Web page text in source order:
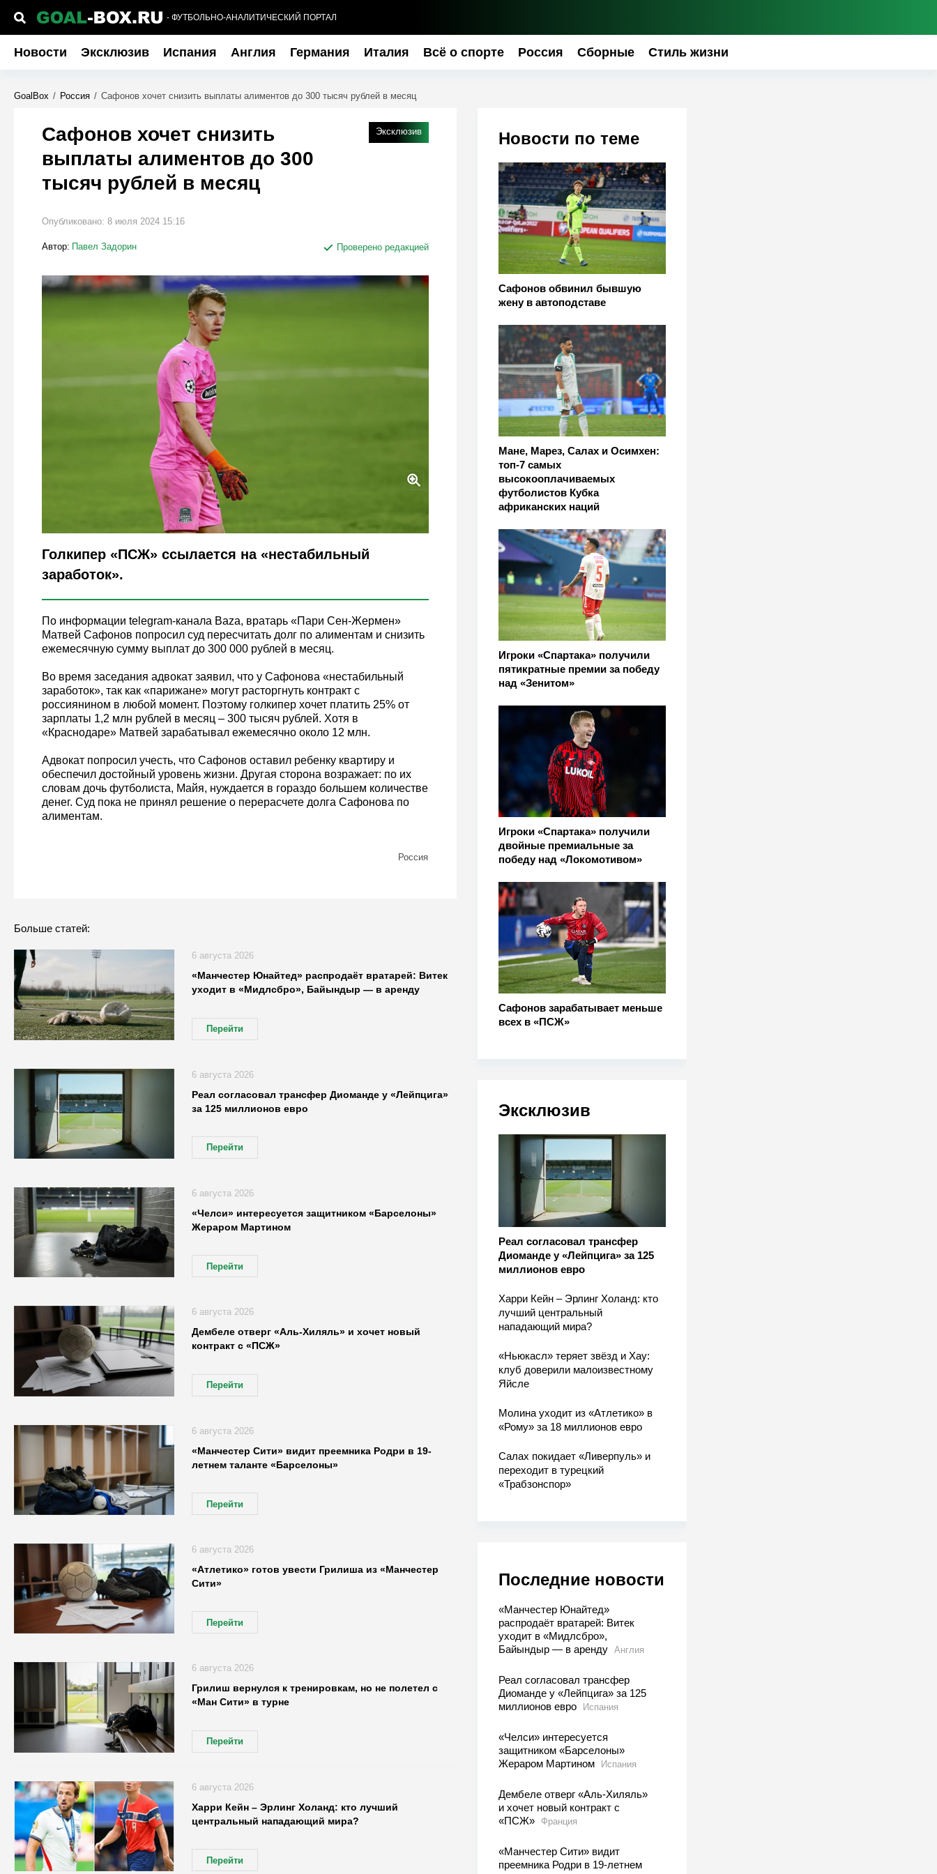
- ФУТБОЛЬНО-АНАЛИТИЧЕСКИЙ ПОРТАЛ
Новости Эксклюзив Испания Англия Германия Италия Всё о спорте Россия Сборные Стиль жизни
GoalBox / Россия / Сафонов хочет снизить выплаты алиментов до 300 тысяч рублей в месяц
Новости по теме
Сафонов обвинил бывшую
жену в автоподставе
Мане, Марез, Салах и Осимхен:
топ-7 самых
высокооплачиваемых
футболистов Кубка
африканских наций
Игроки «Спартака» получили
пятикратные премии за победу
над «Зенитом»
Игроки «Спартака» получили
двойные премиальные за
победу над «Локомотивом»
Сафонов зарабатывает меньше
всех в «ПСЖ»
Эксклюзив
Реал согласовал трансфер
Диоманде у «Лейпцига» за 125
миллионов евро
Харри Кейн – Эрлинг Холанд: кто
лучший центральный
нападающий мира?
«Ньюкасл» теряет звёзд и Хау:
клуб доверили малоизвестному
Яйсле
Молина уходит из «Атлетико» в
«Рому» за 18 миллионов евро
Салах покидает «Ливерпуль» и
переходит в турецкий
«Трабзонспор»
Последние новости
«Манчестер Юнайтед»
распродаёт вратарей: Витек
уходит в «Мидлсбро»,
Байындыр — в аренду Англия
Реал согласовал трансфер
Диоманде у «Лейпцига» за 125
миллионов евро
Испания
«Челси» интересуется
защитником «Барселоны»
Жераром Мартином
Испания
Дембеле отверг «Аль-Хиляль»
и хочет новый контракт с
«ПСЖ»
Франция
«Манчестер Сити» видит
преемника Родри в 19-летнем
Эксклюзив
Сафонов хочет снизить
выплаты алиментов до 300
тысяч рублей в месяц
Опубликовано: 8 июля 2024 15:16
Автор: Павел Задорин Проверено редакцией
Legion-Media
Голкипер «ПСЖ» ссылается на «нестабильный
заработок».
По информации telegram-канала Baza, вратарь «Пари Сен-Жермен»
Матвей Сафонов попросил суд пересчитать долг по алиментам и снизить
ежемесячную сумму выплат до 300 000 рублей в месяц.
Во время заседания адвокат заявил, что у Сафонова «нестабильный
заработок», так как «парижане» могут расторгнуть контракт с
россиянином в любой момент. Поэтому голкипер хочет платить 25% от
зарплаты 1,2 млн рублей в месяц – 300 тысяч рублей. Хотя в
«Краснодаре» Матвей зарабатывал ежемесячно около 12 млн.
Адвокат попросил учесть, что Сафонов оставил ребенку квартиру и
обеспечил достойный уровень жизни. Другая сторона возражает: по их
словам дочь футболиста, Майя, нуждается в гораздо большем количестве
денег. Суд пока не принял решение о перерасчете долга Сафонова по
алиментам.
Россия
Больше статей:
«Манчестер Юнайтед» распродаёт вратарей: Витек
уходит в «Мидлсбро», Байындыр — в аренду
Перейти
6 августа 2026
Реал согласовал трансфер Диоманде у «Лейпцига»
за 125 миллионов евро
Перейти
6 августа 2026
«Челси» интересуется защитником «Барселоны»
Жераром Мартином
Перейти
6 августа 2026
Дембеле отверг «Аль-Хиляль» и хочет новый
контракт с «ПСЖ»
Перейти
6 августа 2026
«Манчестер Сити» видит преемника Родри в 19-
летнем таланте «Барселоны»
Перейти
6 августа 2026
«Атлетико» готов увести Грилиша из «Манчестер
Сити»
Перейти
6 августа 2026
Грилиш вернулся к тренировкам, но не полетел с
«Ман Сити» в турне
Перейти
6 августа 2026
Харри Кейн – Эрлинг Холанд: кто лучший
центральный нападающий мира?
Перейти
6 августа 2026